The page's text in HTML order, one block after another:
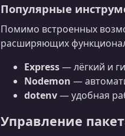
Популярные
Помимо встроенных
расширяющих
Express— лёгкий и
Nodemon —
dotenv— удобная
Управление